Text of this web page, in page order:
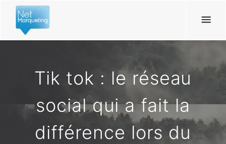
Tik tok : le réseau
social qui a fait la
différence lors du